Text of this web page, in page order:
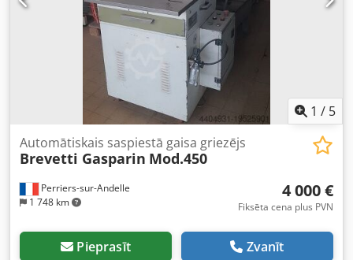
1 / 5
Perriers-sur-Andelle
1 748 km
Automātiskais saspiestā gaisa griezējs
Brevetti Gasparin Mod.450
4 000 €
Fiksēta cena plus PVN
Pieprasīt Zvanīt